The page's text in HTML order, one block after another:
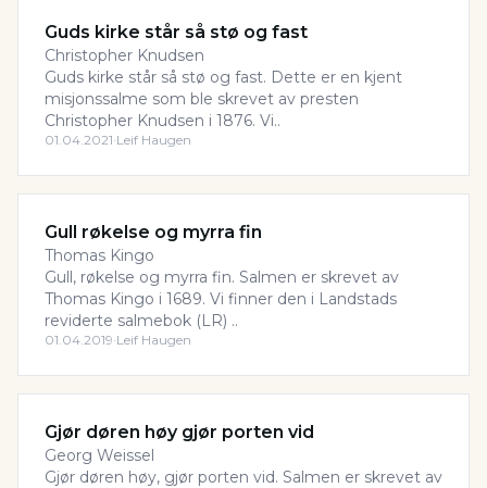
Guds kirke står så stø og fast
Christopher Knudsen
Guds kirke står så stø og fast. Dette er en kjent
misjonssalme som ble skrevet av presten
Christopher Knudsen i 1876. Vi..
01.04.2021·Leif Haugen
Gull røkelse og myrra fin
Thomas Kingo
Gull, røkelse og myrra fin. Salmen er skrevet av
Thomas Kingo i 1689. Vi finner den i Landstads
reviderte salmebok (LR) ..
01.04.2019·Leif Haugen
Gjør døren høy gjør porten vid
Georg Weissel
Gjør døren høy, gjør porten vid. Salmen er skrevet av